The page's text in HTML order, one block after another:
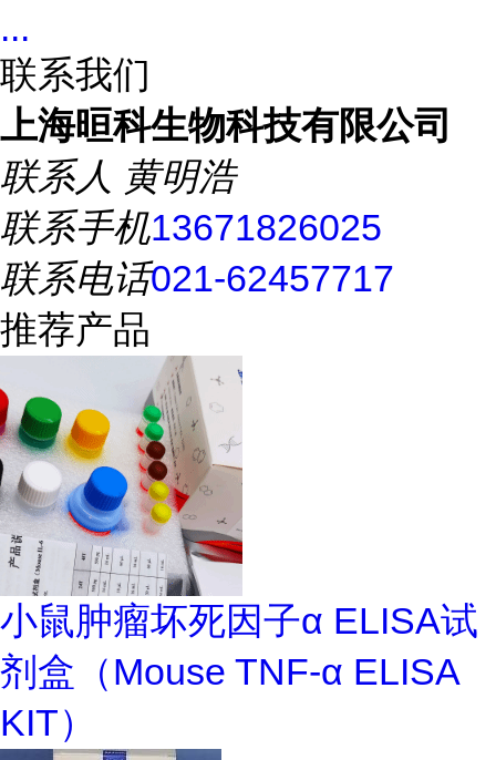
...
联系我们
上海晅科生物科技有限公司
联系人 黄明浩
联系手机13671826025
联系电话021-62457717
推荐产品
小鼠肿瘤坏死因子α ELISA试
剂盒（Mouse TNF-α ELISA
KIT）